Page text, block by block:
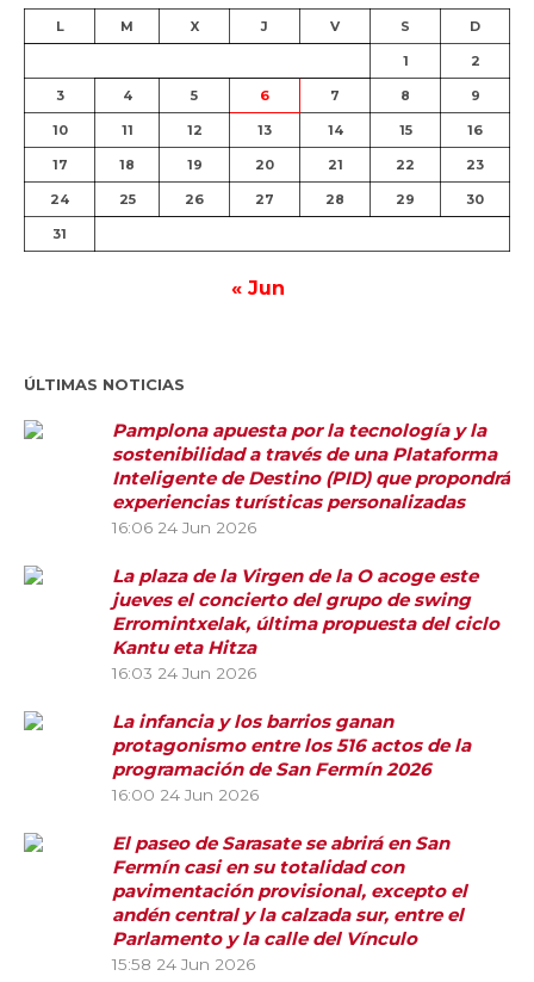
L M X J V S D
1 2
3 4 5 6 7 8 9
10 11 12 13 14 15 16
17 18 19 20 21 22 23
24 25 26 27 28 29 30
31
« Jun
ÚLTIMAS NOTICIAS
Pamplona apuesta por la tecnología y la
sostenibilidad a través de una Plataforma
Inteligente de Destino (PID) que propondrá
experiencias turísticas personalizadas
16:06 24 Jun 2026
La plaza de la Virgen de la O acoge este
jueves el concierto del grupo de swing
Erromintxelak, última propuesta del ciclo
Kantu eta Hitza
16:03 24 Jun 2026
La infancia y los barrios ganan
protagonismo entre los 516 actos de la
programación de San Fermín 2026
16:00 24 Jun 2026
El paseo de Sarasate se abrirá en San
Fermín casi en su totalidad con
pavimentación provisional, excepto el
andén central y la calzada sur, entre el
Parlamento y la calle del Vínculo
15:58 24 Jun 2026